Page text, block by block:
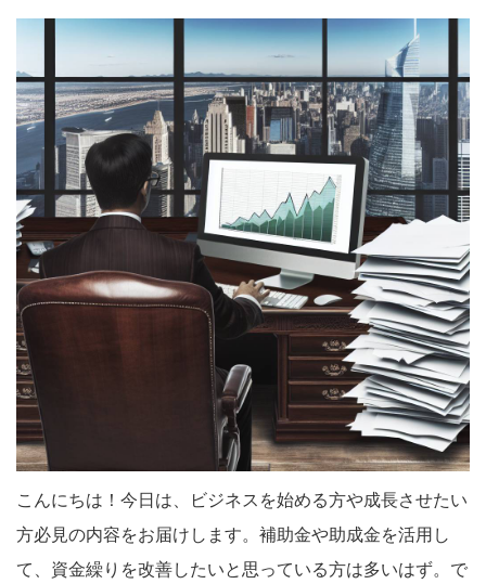
こんにちは！今日は、ビジネスを始める方や成長させたい
方必見の内容をお届けします。補助金や助成金を活用し
て、資金繰りを改善したいと思っている方は多いはず。で